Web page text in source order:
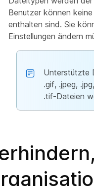
Benutzer können
enthalten sind. Sie
Einstellungen ändern
Unterstützte
.gif, .jpeg,
.tif-Dateien